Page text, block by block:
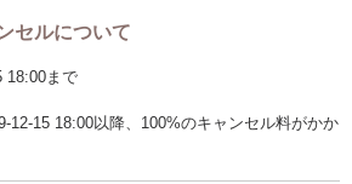
セルについて
18:00まで
12-15 18:00以降、100%のキャンセル料がかか